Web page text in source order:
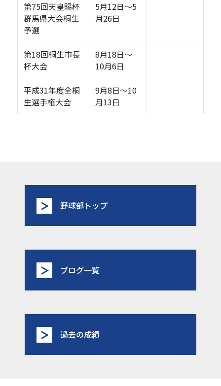
第75回天皇賜杯
群馬県大会桐生
予選
5月12日～5
月26日
第18回桐生市長
杯大会
8月18日～
10月6日
平成31年度全桐
生選手権大会
9月8日～10
月13日
野球部トップ
ブログ一覧
過去の成績